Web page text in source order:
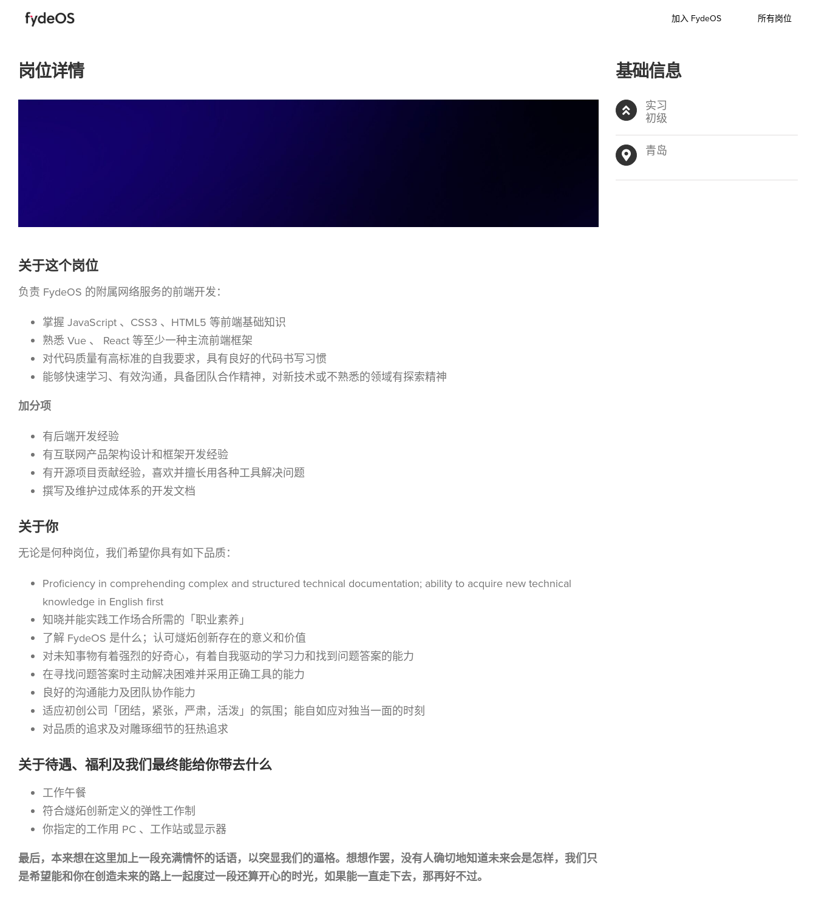
加入 FydeOS 所有岗位
岗位详情
关于这个岗位
负责 FydeOS 的附属网络服务的前端开发：
掌握 JavaScript 、CSS3 、HTML5 等前端基础知识
熟悉 Vue 、 React 等至少一种主流前端框架
对代码质量有高标准的自我要求，具有良好的代码书写习惯
能够快速学习、有效沟通，具备团队合作精神，对新技术或不熟悉的领域有探索精神
加分项
有后端开发经验
有互联网产品架构设计和框架开发经验
有开源项目贡献经验，喜欢并擅长用各种工具解决问题
撰写及维护过成体系的开发文档
关于你
无论是何种岗位，我们希望你具有如下品质：
Proficiency in comprehending complex and structured technical documentation; ability to acquire new technical
knowledge in English first
知晓并能实践工作场合所需的「职业素养」
了解 FydeOS 是什么；认可燧炻创新存在的意义和价值
对未知事物有着强烈的好奇心，有着自我驱动的学习力和找到问题答案的能力
在寻找问题答案时主动解决困难并采用正确工具的能力
良好的沟通能力及团队协作能力
适应初创公司「团结，紧张，严肃，活泼」的氛围；能自如应对独当一面的时刻
对品质的追求及对雕琢细节的狂热追求
关于待遇、福利及我们最终能给你带去什么
工作午餐
符合燧炻创新定义的弹性工作制
你指定的工作用 PC 、工作站或显示器
最后，本来想在这里加上一段充满情怀的话语，以突显我们的逼格。想想作罢，没有人确切地知道未来会是怎样，我们只
是希望能和你在创造未来的路上一起度过一段还算开心的时光，如果能一直走下去，那再好不过。
基础信息
实习
初级
青岛